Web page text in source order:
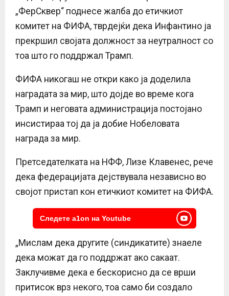
„ФерСквер“ поднесе жалба до етичкиот
комитет на ФИФА, тврдејќи дека Инфантино ја
прекршил својата должност за неутралност со
тоа што го поддржал Трамп.
ФИФА никогаш не откри како ја доделила
наградата за мир, што дојде во време кога
Трамп и неговата администрација постојано
инсистираа тој да ја добие Нобеловата
награда за мир.
Претседателката на НФФ, Лизе Клавенес, рече
дека федерацијата дејствувала независно во
својот пристап кон етичкиот комитет на ФИФА.
Следете a1on на Youtube
„Мислам дека другите (синдикатите) знаеле
дека можат да го поддржат ако сакаат.
Заклучивме дека е бескорисно да се врши
притисок врз некого, тоа само би создало